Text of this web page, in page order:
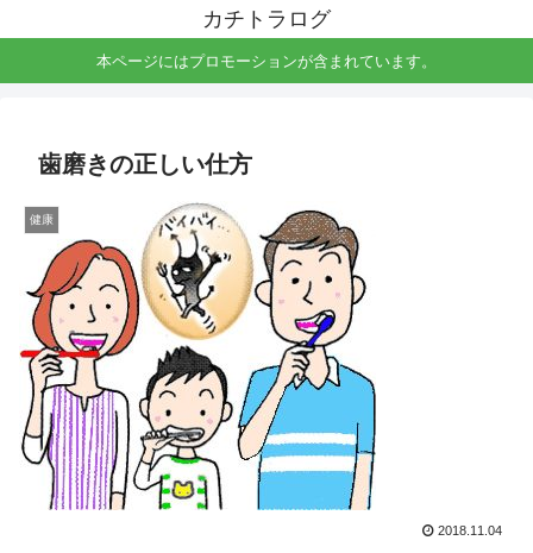
カチトラログ
本ページにはプロモーションが含まれています。
歯磨きの正しい仕方
健康
2018.11.04